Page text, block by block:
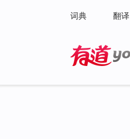
词典 翻译